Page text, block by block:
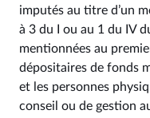
imputés au titre d’un
à 3 du I ou au 1 du IV
mentionnées au
dépositaires de fonds
et les personnes
conseil ou de gestion